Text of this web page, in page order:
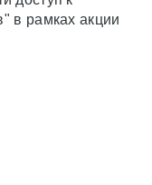
в рамках акции